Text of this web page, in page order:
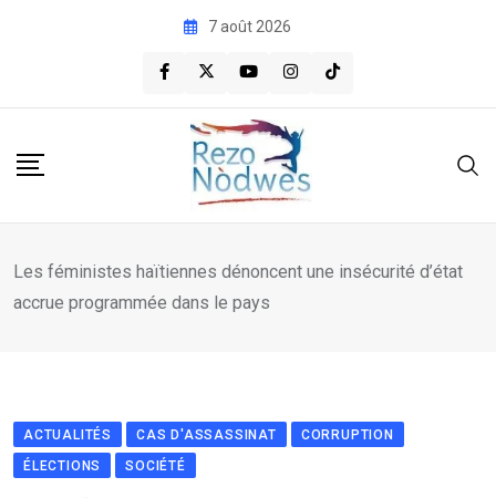
7 août 2026
Les féministes haïtiennes dénoncent une insécurité d’état
accrue programmée dans le pays
ACTUALITÉS CAS D'ASSASSINAT
CORRUPTION
ÉLECTIONS
SOCIÉTÉ